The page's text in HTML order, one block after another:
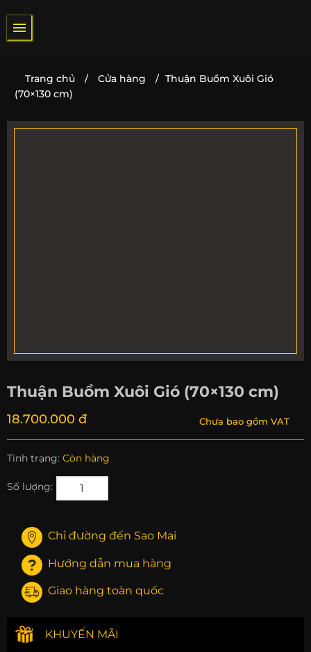
qua
nội
Trang chủ / Cửa hàng / Thuận Buồm Xuôi Gió
(70×130 cm)
Thuận Buồm Xuôi Gió (70×130 cm)
18.700.000 đ Chưa bao gồm VAT
Tình trạng: Còn hàng
Số lượng:
Chỉ đường đến Sao Mai
Hướng dẫn mua hàng
Giao hàng toàn quốc
KHUYẾN MÃI